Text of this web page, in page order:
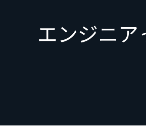
エンジニ